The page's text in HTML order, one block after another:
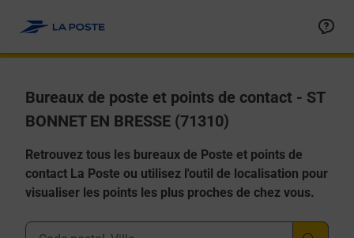
Bureaux de poste et points de contact - ST
BONNET EN BRESSE (71310)
Retrouvez tous les bureaux de Poste et points de
contact La Poste ou utilisez l'outil de localisation pour
visualiser les points les plus proches de chez vous.
Ville, Département, Code Postal